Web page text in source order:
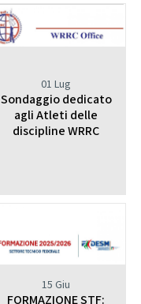
01 Lug
Sondaggio dedicato
agli Atleti delle
discipline WRRC
15 Giu
FORMAZIONE STF: